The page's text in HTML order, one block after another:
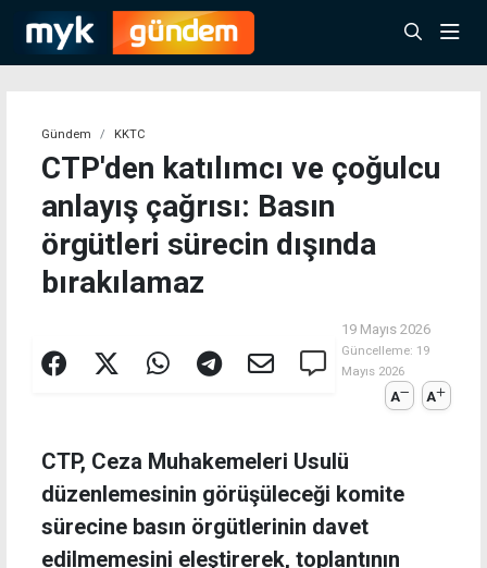
Gündem KKTC
CTP'den katılımcı ve çoğulcu
anlayış çağrısı: Basın
örgütleri sürecin dışında
bırakılamaz
19 Mayıs 2026
Güncelleme: 19
Mayıs 2026
A A
CTP, Ceza Muhakemeleri Usulü
düzenlemesinin görüşüleceği komite
sürecine basın örgütlerinin davet
edilmemesini eleştirerek, toplantının